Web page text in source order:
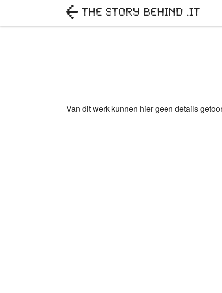
Van dit werk kunnen hier geen details